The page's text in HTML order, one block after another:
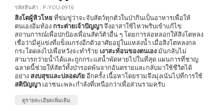
รหัสสินค้า : P-YOU-0916
สิงโตผู้หิวโหย ที่ข่มขู่ว่าจะจับสัตว์ทุกตัวในป่ากินเป็นอาหารเพื่อให้
ตนเองอิ่มท้องกระต่ายเจ้าปัญญาจึงอาสาใช้ไหวพริบเข้าแก้ไข
สถานการณ์เพื่อปกป้องเพื่อนสัตว์ตัวอื่น ๆ โดยการล่อหลอกให้สิงโตหลง
เชื่อว่ามีคู่แข่งที่แข็งแกร่งอีกตัวอาศัยอยู่ในแหล่งน้ำ เมื่อสิงโตหลงกล
กระโดดลงไปเพื่อหวังจะทำร้าย เงาสะท้อนของตนเองมันกลับไม่
สามารถว่ายน้ำได้และถูกกระแสน้ำพัดหายไปในที่สุด แผนการที่ชาญ
ฉลาดนี้ช่วยให้สัตว์ทั้งป่ารอดพ้นจากอันตรายและกลับมาใช้ชีวิตได้
อย่างสงบสุขและปลอดภัย อีกครั้ง เนื้อหาโดยรวมจึงมุ่งเน้นไปที่การใช้
สติปัญญา เอาชนะพละกำลังที่เหนือกว่าเพื่อส่วนรวมครับ
ดูรายละเอียดเพิ่มเติม